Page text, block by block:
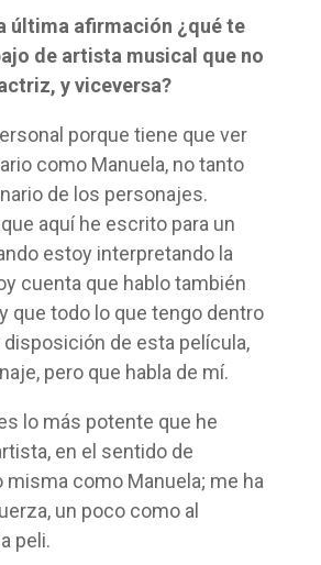
última afirmación ¿qué te
de artista musical que no
y viceversa?
porque tiene que ver
como Manuela, no tanto
de los personajes.
aquí he escrito para un
estoy interpretando la
cuenta que hablo también
que todo lo que tengo dentro
disposición de esta película,
pero que habla de mí.
lo más potente que he
en el sentido de
misma como Manuela; me ha
un poco como al
peli.